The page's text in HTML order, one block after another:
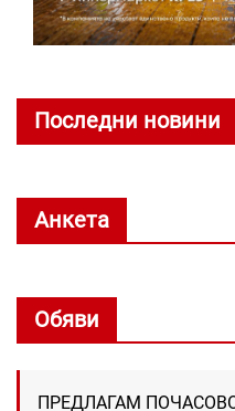
Последни новини
Анкета
Обяви
ПРЕДЛАГАМ